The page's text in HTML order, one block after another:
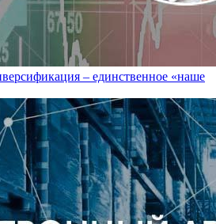
– единственное «наше